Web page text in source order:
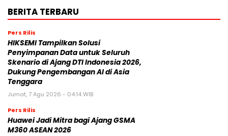
BERITA TERBARU
Pers Rilis
HIKSEMI Tampilkan Solusi
Penyimpanan Data untuk Seluruh
Skenario di Ajang DTI Indonesia 2026,
Dukung Pengembangan AI di Asia
Tenggara
Jumat, 7 Agu 2026 - 04:14 WIB
Pers Rilis
Huawei Jadi Mitra bagi Ajang GSMA
M360 ASEAN 2026